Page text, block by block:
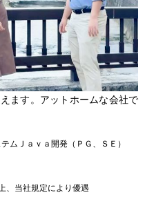
ます。アットホームな会社で
ムＪａｖａ開発（ＰＧ、ＳＥ）
、当社規定により優遇